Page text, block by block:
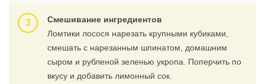
Смешивание ингредиентов
Ломтики лосося нарезать крупными кубиками,
смешать с нарезанным шпинатом, домашним
сыром и рубленой зеленью укропа. Поперчить по
вкусу и добавить лимонный сок.